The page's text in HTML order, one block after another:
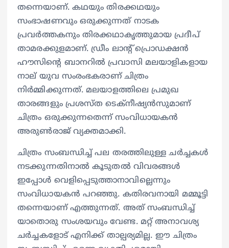
തന്നെയാണ്. കഥയും തിരക്കഥയും
സംഭാഷണവും ഒരുക്കുന്നത് നാടക
പ്രവര്‍ത്തകനും തിരക്കഥാകൃത്തുമായ പ്രദീപ്
താമരക്കുളമാണ്. ഡ്രീം ലാന്‍റ് പ്രൊഡക്ഷന്‍
ഹൗസിന്‍റെ ബാനറില്‍ പ്രവാസി മലയാളികളായ
നാല് യുവ സംരംഭകരാണ് ചിത്രം
നിര്‍മ്മിക്കുന്നത്. മലയാളത്തിലെ പ്രമുഖ
താരങ്ങളും പ്രശസ്ത ടെക്നീഷ്യന്‍സുമാണ്
ചിത്രം ഒരുക്കുന്നതെന്ന് സംവിധായകന്‍
അരുണ്‍രാജ് വ്യക്തമാക്കി.
ചിത്രം സംബന്ധിച്ച് പല തരത്തിലുള്ള ചര്‍ച്ചകള്‍
നടക്കുന്നതിനാല്‍ കൂടുതല്‍ വിവരങ്ങള്‍
ഇപ്പോള്‍ വെളിപ്പെടുത്താനാവില്ലെന്നും
സംവിധായകന്‍ പറഞ്ഞു. കതിരവനായി മമ്മൂട്ടി
തന്നെയാണ് എത്തുന്നത്. അത് സംബന്ധിച്ച്
യാതൊരു സംശയവും വേണ്ട. മറ്റ് അനാവശ്യ
ചര്‍ച്ചകളോട് എനിക്ക് താല്പര്യമില്ല. ഈ ചിത്രം